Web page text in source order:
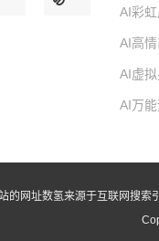
AI彩
AI高
AI虚
AI万
的网址数氢来源于互联网搜索